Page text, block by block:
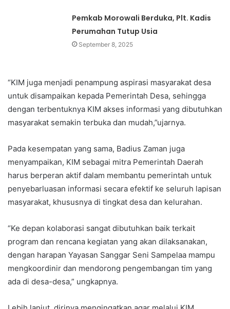
Pemkab Morowali Berduka, Plt. Kadis
Perumahan Tutup Usia
September 8, 2025
“KIM juga menjadi penampung aspirasi masyarakat desa
untuk disampaikan kepada Pemerintah Desa, sehingga
dengan terbentuknya KIM akses informasi yang dibutuhkan
masyarakat semakin terbuka dan mudah,”ujarnya.
Pada kesempatan yang sama, Badius Zaman juga
menyampaikan, KIM sebagai mitra Pemerintah Daerah
harus berperan aktif dalam membantu pemerintah untuk
penyebarluasan informasi secara efektif ke seluruh lapisan
masyarakat, khususnya di tingkat desa dan kelurahan.
“Ke depan kolaborasi sangat dibutuhkan baik terkait
program dan rencana kegiatan yang akan dilaksanakan,
dengan harapan Yayasan Sanggar Seni Sampelaa mampu
mengkoordinir dan mendorong pengembangan tim yang
ada di desa-desa,” ungkapnya.